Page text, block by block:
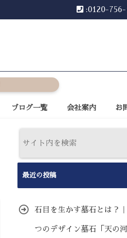
:0120-756-
ブログ一覧 会社案内 お
最近の投稿
石目を生かす墓石とは？
つのデザイン墓石「天の